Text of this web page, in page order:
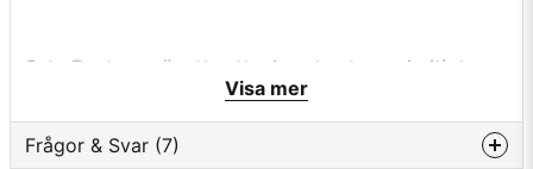
Satu Bastuvax är ett vattenburet naturvaxhaltigt
skyddsmedel för träytor i bastu.
Vaxet bildar en vaxartad, vatten- och smutsavstötande men
genomsläpplig yta. Produkten är framtaget för i första hand
Visa mer
Frågor & Svar (7)